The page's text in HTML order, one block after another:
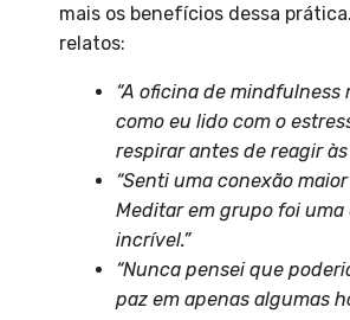
mais os benefícios dessa
relatos:
“A oficina de mindfulness
como eu lido com o
respirar antes de reagir às
“Senti uma conexão
Meditar em grupo foi
incrível.”
“Nunca pensei que
paz em apenas algumas